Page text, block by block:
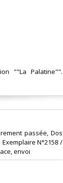
""La Palatine"".
passée, Dos
N°2158 /
envoi‎